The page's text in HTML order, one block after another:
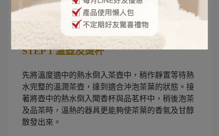
STEP 1溫壺及燙杯
先將溫度適中的熱水倒入茶壺中，稍作靜置等待熱
水完整的溫潤茶壺，達到適合沖泡茶葉的狀態。接
著將壺中的熱水倒入聞香杯與品茗杯中，稍後泡茶
及品茶時，溫熱的器具更能夠使茶葉的香氣及甘醇
散發出來。